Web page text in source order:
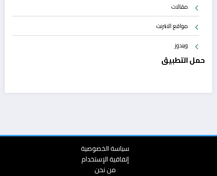
مقالات
مواقع الانترنت
ويندوز
حمل التطبيق
سياسة الخصوصية
إتفاقية الإستخدام
من نحن